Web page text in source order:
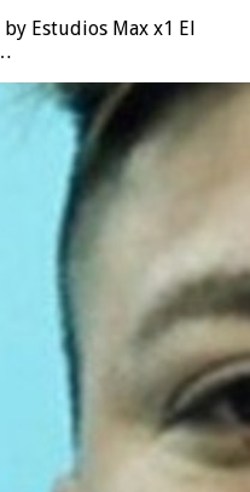
Estudios Max x1 El